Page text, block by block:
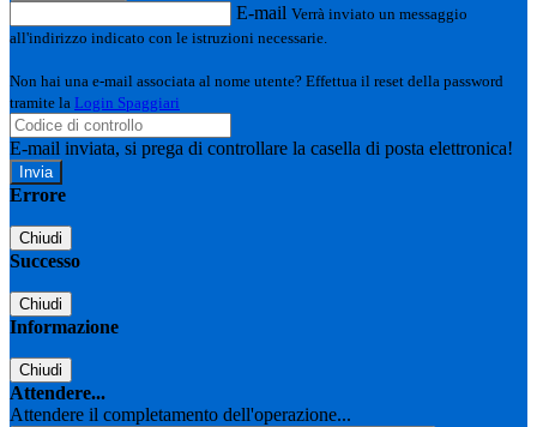
E-mail Verrà inviato un messaggio
all'indirizzo indicato con le istruzioni necessarie.
Non hai una e-mail associata al nome utente? Effettua il reset della password
tramite la Login Spaggiari
E-mail inviata, si prega di controllare la casella di posta elettronica!
Errore
Chiudi
Successo
Chiudi
Informazione
Chiudi
Attendere...
Attendere il completamento dell'operazione...